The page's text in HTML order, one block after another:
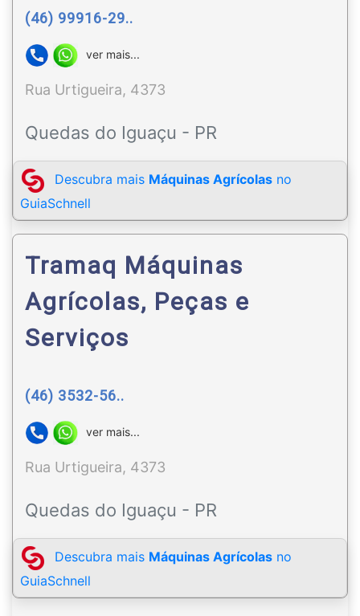
(46) 99916-29..
ver mais...
Rua Urtigueira, 4373
Quedas do Iguaçu - PR
Descubra mais Máquinas Agrícolas no
GuiaSchnell
Tramaq Máquinas
Agrícolas, Peças e
Serviços
(46) 3532-56..
ver mais...
Rua Urtigueira, 4373
Quedas do Iguaçu - PR
Descubra mais Máquinas Agrícolas no
GuiaSchnell